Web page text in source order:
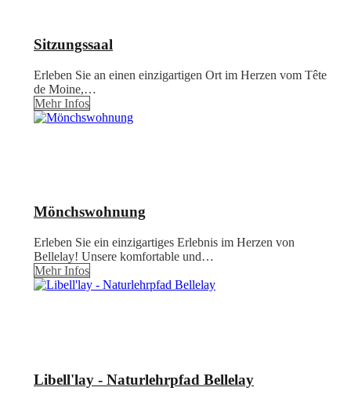
Sitzungssaal
Erleben Sie an einen einzigartigen Ort im Herzen vom Tête
de Moine,…
Mehr Infos
Mönchswohnung
Erleben Sie ein einzigartiges Erlebnis im Herzen von
Bellelay! Unsere komfortable und…
Mehr Infos
Libell'lay - Naturlehrpfad Bellelay